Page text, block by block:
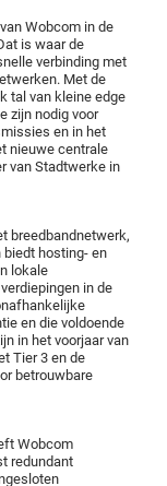
Wobcom in de
is waar de
verbinding met
Met de
tal van kleine edge
zijn nodig voor
en in het
nieuwe centrale
van Stadtwerke in
breedbandnetwerk,
biedt hosting- en
lokale
in de
en die voldoende
in het voorjaar van
Tier 3 en de
betrouwbare
Wobcom
redundant